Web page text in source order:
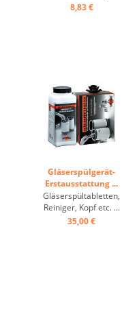
8,83 €
Gläserspülgerät-
Erstausstattung ...
Gläserspültabletten,
Reiniger, Kopf etc. ...
35,00 €